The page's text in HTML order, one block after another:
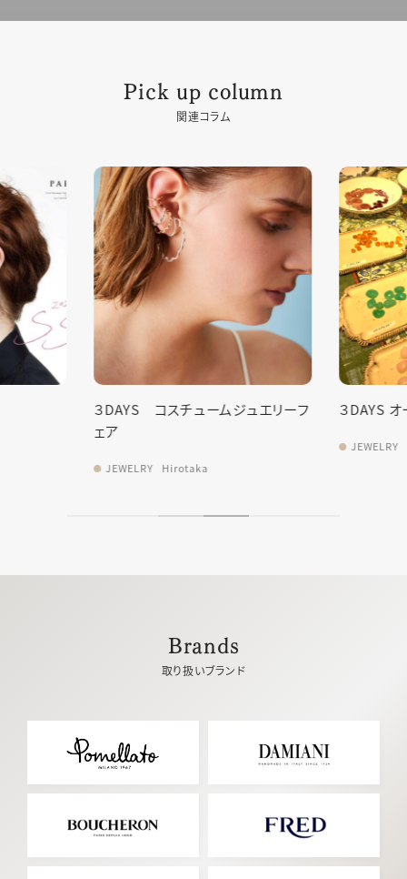
Pick up column
関連コラム
３DAYS オーダージュエリーフェア
お客様ジ
Brands
取り扱いブランド